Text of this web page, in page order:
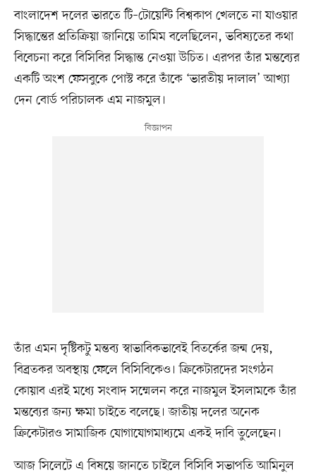
বাংলাদেশ দলের ভারতে টি–টোয়েন্টি বিশ্বকাপ খেলতে না যাওয়ার
সিদ্ধান্তের প্রতিক্রিয়া জানিয়ে তামিম বলেছিলেন, ভবিষ্যতের কথা
বিবেচনা করে বিসিবির সিদ্ধান্ত নেওয়া উচিত। এরপর তাঁর মন্তব্যের
একটি অংশ ফেসবুকে পোস্ট করে তাঁকে ‘ভারতীয় দালাল’ আখ্যা
দেন বোর্ড পরিচালক এম নাজমুল।
তাঁর এমন দৃষ্টিকটু মন্তব্য স্বাভাবিকভাবেই বিতর্কের জন্ম দেয়,
বিব্রতকর অবস্থায় ফেলে বিসিবিকেও। ক্রিকেটারদের সংগঠন
কোয়াব এরই মধ্যে সংবাদ সম্মেলন করে নাজমুল ইসলামকে তাঁর
মন্তব্যের জন্য ক্ষমা চাইতে বলেছে। জাতীয় দলের অনেক
ক্রিকেটারও সামাজিক যোগাযোগমাধ্যমে একই দাবি তুলেছেন।
আজ সিলেটে এ বিষয়ে জানতে চাইলে বিসিবি সভাপতি আমিনুল